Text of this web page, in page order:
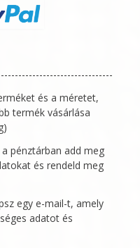
és a méretet,
termék vásárlása
pénztárban add meg
és rendeld meg
egy e-mail-t, amely
adatot és